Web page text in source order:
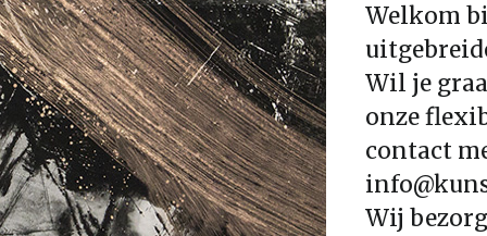
Welkom
Wil je
onze
contact
Wij